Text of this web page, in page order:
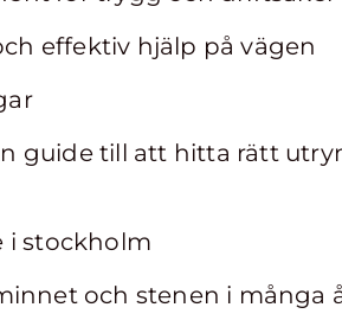
effektiv hjälp på vägen
guide till att hitta rätt
i stockholm
och stenen i många